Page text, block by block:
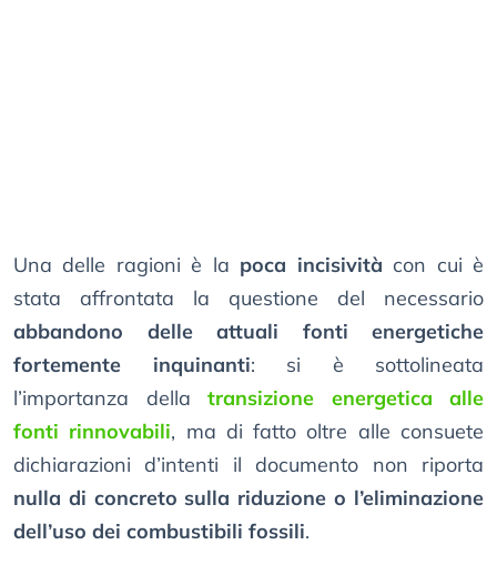
Una delle ragioni è la poca incisività con cui è
stata affrontata la questione del necessario
abbandono delle attuali fonti energetiche
fortemente inquinanti: si è sottolineata
l’importanza della transizione energetica alle
fonti rinnovabili, ma di fatto oltre alle consuete
dichiarazioni d’intenti il documento non riporta
nulla di concreto sulla riduzione o l’eliminazione
dell’uso dei combustibili fossili.